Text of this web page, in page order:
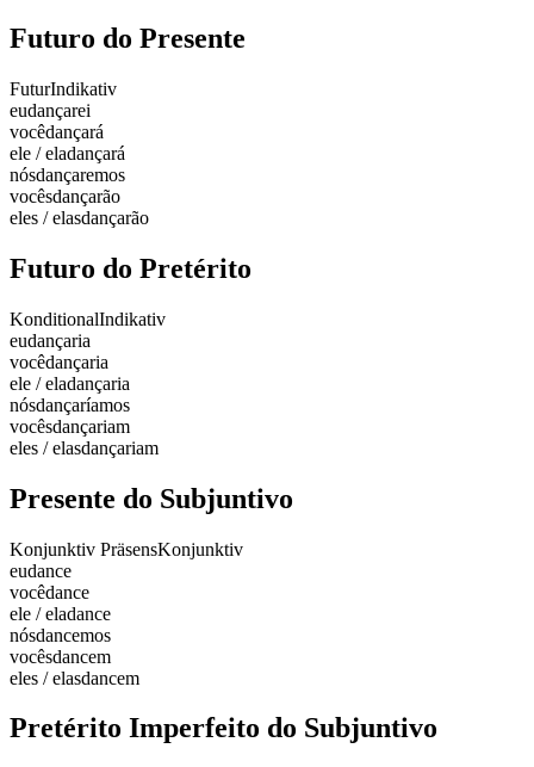
Futuro do Presente
FuturIndikativ
eudançarei
vocêdançará
ele / eladançará
nósdançaremos
vocêsdançarão
eles / elasdançarão
Futuro do Pretérito
KonditionalIndikativ
eudançaria
vocêdançaria
ele / eladançaria
nósdançaríamos
vocêsdançariam
eles / elasdançariam
Presente do Subjuntivo
Konjunktiv PräsensKonjunktiv
eudance
vocêdance
ele / eladance
nósdancemos
vocêsdancem
eles / elasdancem
Pretérito Imperfeito do Subjuntivo